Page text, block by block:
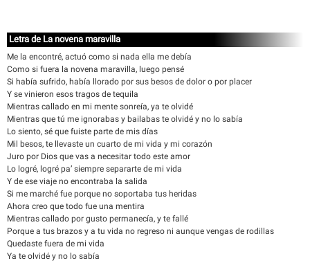
Letra de La novena maravilla
Me la encontré, actuó como si nada ella me debía
Como si fuera la novena maravilla, luego pensé
Si había sufrido, había llorado por sus besos de dolor o por placer
Y se vinieron esos tragos de tequila
Mientras callado en mi mente sonreía, ya te olvidé
Mientras que tú me ignorabas y bailabas te olvidé y no lo sabía
Lo siento, sé que fuiste parte de mis días
Mil besos, te llevaste un cuarto de mi vida y mi corazón
Juro por Dios que vas a necesitar todo este amor
Lo logré, logré pa’ siempre separarte de mi vida
Y de ese viaje no encontraba la salida
Si me marché fue porque no soportaba tus heridas
Ahora creo que todo fue una mentira
Mientras callado por gusto permanecía, y te fallé
Porque a tus brazos y a tu vida no regreso ni aunque vengas de rodillas
Quedaste fuera de mi vida
Ya te olvidé y no lo sabía